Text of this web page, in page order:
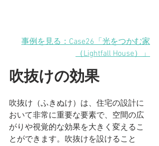
事例を見る：Case26「光をつかむ家
（Lightfall House）」
吹抜けの効果
吹抜け（ふきぬけ）は、住宅の設計に
おいて非常に重要な要素で、空間の広
がりや視覚的な効果を大きく変えるこ
とができます。吹抜けを設けること